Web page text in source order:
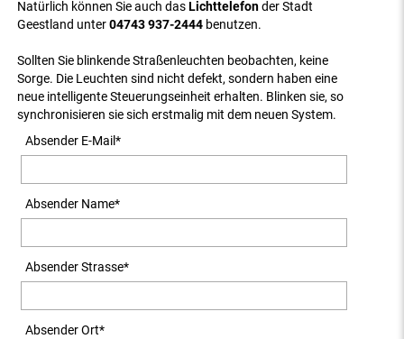
Natürlich können Sie auch dasLichttelefonder Stadt
Geestland unter04743 937-2444 benutzen.
Sollten Sie blinkende Straßenleuchten beobachten, keine
Sorge. Die Leuchten sind nicht defekt, sondern haben eine
neue intelligente Steuerungseinheit erhalten. Blinken sie, so
synchronisieren sie sich erstmalig mit dem neuen System.
Absender E-Mail*
Absender Name*
Absender Strasse*
Absender Ort*